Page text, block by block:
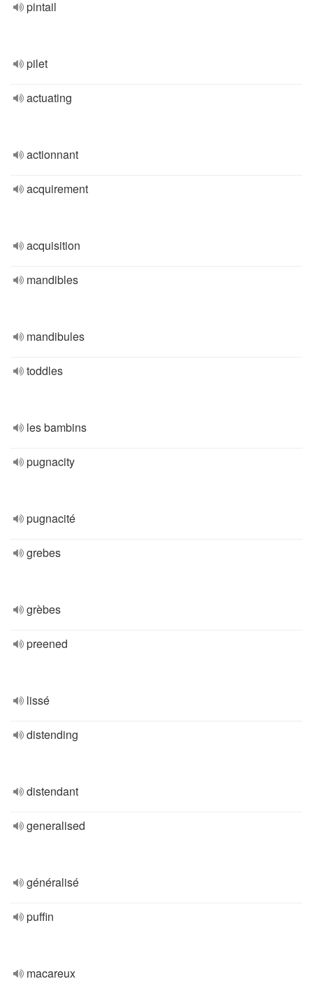
pintail
pilet
actuating
actionnant
acquirement
acquisition
mandibles
mandibules
toddles
les bambins
pugnacity
pugnacité
grebes
grèbes
preened
lissé
distending
distendant
generalised
généralisé
puffin
macareux